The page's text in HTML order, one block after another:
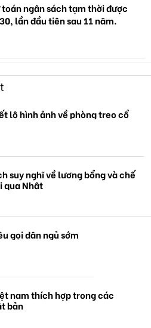
toán ngân sách tạm thời được
lần đầu tiên sau 11 năm.
lộ hình ảnh về phòng treo cổ
suy nghĩ về lương bổng và chế
qua Nhật
gọi dân ngủ sớm
nam thích hợp trong các
bản